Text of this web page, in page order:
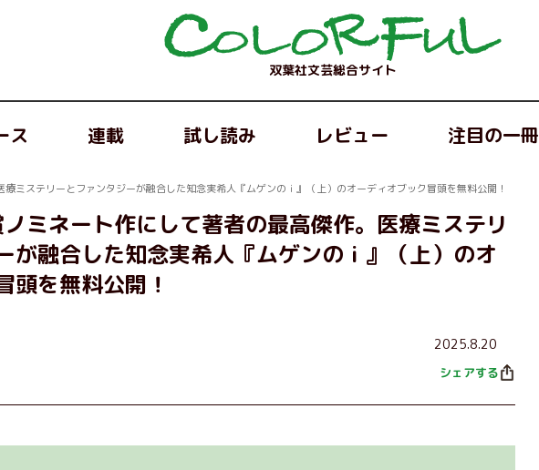
双葉社文芸総合サイト
ス 連載 試し読み レビュー 注目の一冊
ミステリーとファンタジーが融合した知念実希人『ムゲンのｉ』（上）のオーディオブック冒頭を無料公開！
ミネート作にして著者の最高傑作。医療ミステリ
が融合した知念実希人『ムゲンのｉ』（上）のオ
頭を無料公開！
2025.8.20
シェアする